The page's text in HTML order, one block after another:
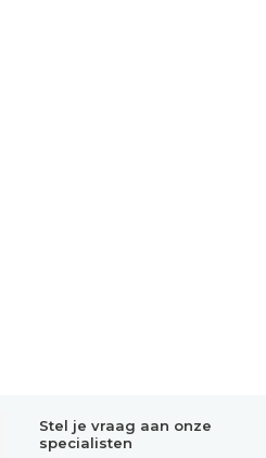
Stel je vraag aan onze
specialisten